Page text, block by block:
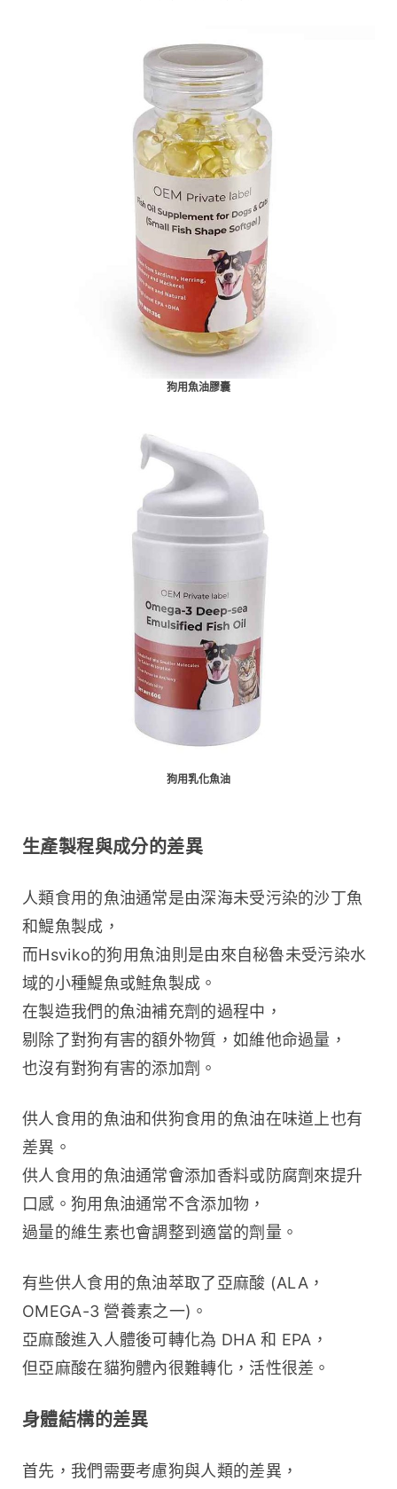
狗用魚油膠囊
狗用乳化魚油
生產製程與成分的差異
人類食用的魚油通常是由深海未受污染的沙丁魚
和鯷魚製成，
而Hsviko的狗用魚油則是由來自秘魯未受污染水
域的小種鯷魚或鮭魚製成。
在製造我們的魚油補充劑的過程中，
剔除了對狗有害的額外物質，如維他命過量，
也沒有對狗有害的添加劑。
供人食用的魚油和供狗食用的魚油在味道上也有
差異。
供人食用的魚油通常會添加香料或防腐劑來提升
口感。狗用魚油通常不含添加物，
過量的維生素也會調整到適當的劑量。
有些供人食用的魚油萃取了亞麻酸 (ALA，
OMEGA-3 營養素之一)。
亞麻酸進入人體後可轉化為 DHA 和 EPA，
但亞麻酸在貓狗體內很難轉化，活性很差。
身體結構的差異
首先，我們需要考慮狗與人類的差異，